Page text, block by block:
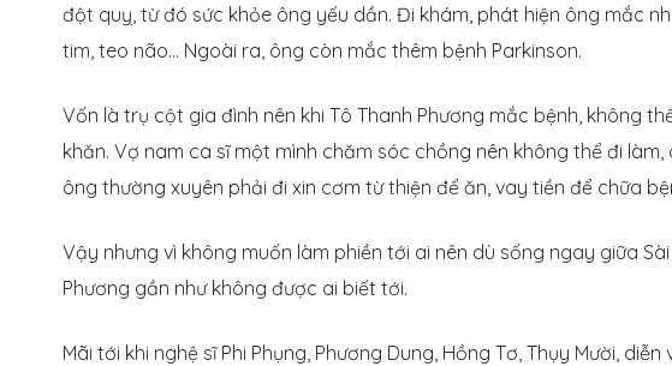
đột quỵ, từ đó sức khỏe ông yếu dần. Đi khám, phát hiện ông mắc
tim, teo não… Ngoài ra, ông còn mắc thêm bệnh Parkinson.
Vốn là trụ cột gia đình nên khi Tô Thanh Phương mắc bệnh, không
khăn. Vợ nam ca sĩ một mình chăm sóc chồng nên không thể đi
ông thường xuyên phải đi xin cơm từ thiện để ăn, vay tiền để chữa
Vậy nhưng vì không muốn làm phiền tới ai nên dù sống ngay giữa
Phương gần như không được ai biết tới.
Mãi tới khi nghệ sĩ Phi Phụng, Phương Dung, Hồng Tơ, Thụy Mười,